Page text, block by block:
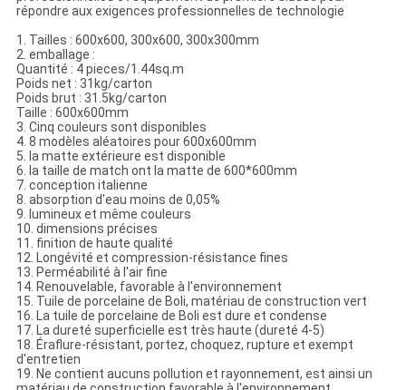
répondre aux exigences professionnelles de technologie
1. Tailles : 600x600, 300x600, 300x300mm
2. emballage :
Quantité : 4 pieces/1.44sq.m
Poids net : 31kg/carton
Poids brut : 31.5kg/carton
Taille : 600x600mm
3. Cinq couleurs sont disponibles
4. 8 modèles aléatoires pour 600x600mm
5. la matte extérieure est disponible
6. la taille de match ont la matte de 600*600mm
7. conception italienne
8. absorption d'eau moins de 0,05%
9. lumineux et même couleurs
10. dimensions précises
11. finition de haute qualité
12. Longévité et compression-résistance fines
13. Perméabilité à l'air fine
14. Renouvelable, favorable à l'environnement
15. Tuile de porcelaine de Boli, matériau de construction vert
16. La tuile de porcelaine de Boli est dure et condense
17. La dureté superficielle est très haute (dureté 4-5)
18. Éraflure-résistant, portez, choquez, rupture et exempt
d'entretien
19. Ne contient aucuns pollution et rayonnement, est ainsi un